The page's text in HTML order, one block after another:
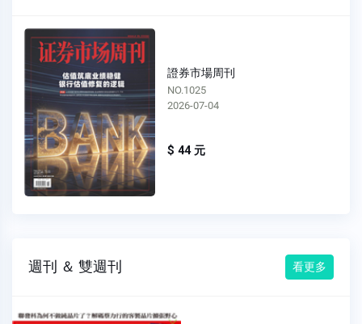
證券市場周刊
NO.1025
2026-07-04
$ 44 元
週刊 ＆ 雙週刊 看更多